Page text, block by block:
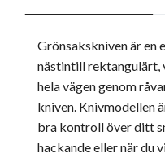
Grönsakskniven är en
nästintill rektangulärt,
hela vägen genom
kniven. Knivmodellen
bra kontroll över ditt
hackande eller när du